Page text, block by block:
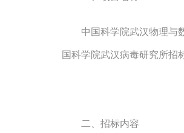
中国科学院武汉物理与
国科学院武汉病毒研究所招
二、招标内容